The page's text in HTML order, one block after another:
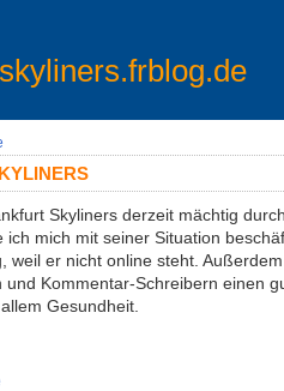
skyliners.frblog.de
Skyliners derzeit mächtig
ich mich mit seiner Situation
weil er nicht online steht. Außerdem
Kommentar-Schreibern einen
Gesundheit.